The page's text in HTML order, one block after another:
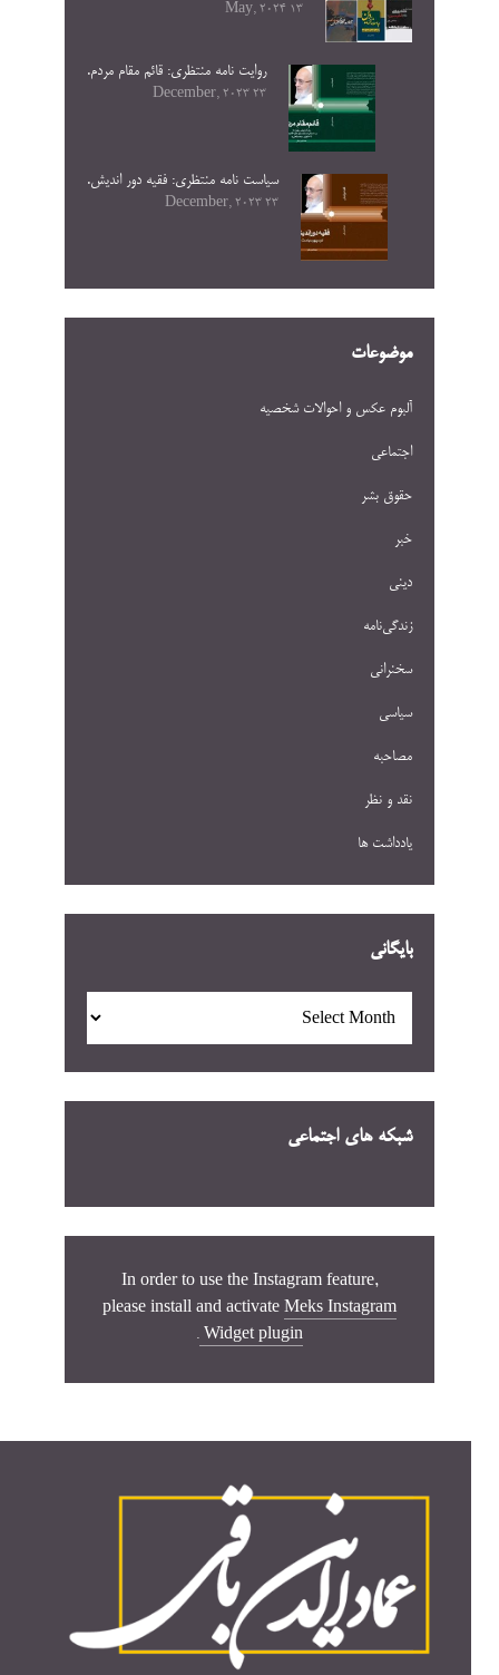
13 May, 2024
روایت نامه منتظری: قائم مقام مردم.
23 December, 2023
سیاست نامه منتظری: فقیه دور اندیش.
23 December, 2023
موضوعات
آلبوم عکس و احوالات شخصيه
اجتماعی
حقوق بشر
خبر
دینی
زندگی‌نامه
سخنرانی
سیاسی
مصاحبه
نقد و نظر
یادداشت ها
بایگانی
شبکه های اجتماعی
In order to use the Instagram feature,
please install and activate Meks Instagram
Widget plugin
.